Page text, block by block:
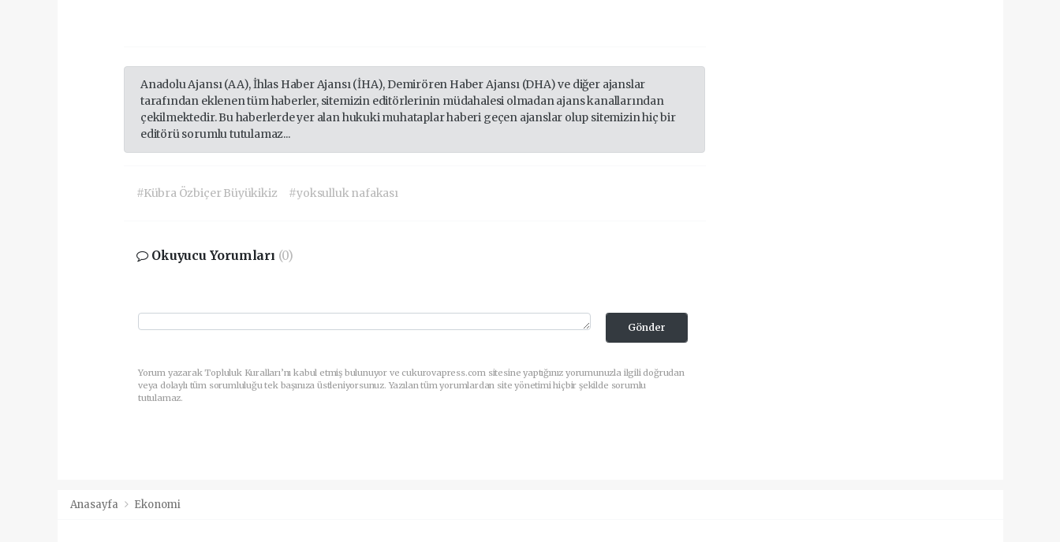
Anadolu Ajansı (AA), İhlas Haber Ajansı (İHA), Demirören Haber Ajansı (DHA) ve diğer ajanslar
tarafından eklenen tüm haberler, sitemizin editörlerinin müdahalesi olmadan ajans kanallarından
çekilmektedir. Bu haberlerde yer alan hukuki muhataplar haberi geçen ajanslar olup sitemizin hiç bir
editörü sorumlu tutulamaz...
#Kübra Özbiçer Büyükikiz #yoksulluk nafakası
Okuyucu Yorumları (0)
Gönder
Yorum yazarak Topluluk Kuralları’nı kabul etmiş bulunuyor ve cukurovapress.com sitesine yaptığınız yorumunuzla ilgili doğrudan
veya dolaylı tüm sorumluluğu tek başınıza üstleniyorsunuz. Yazılan tüm yorumlardan site yönetimi hiçbir şekilde sorumlu
tutulamaz.
Anasayfa Ekonomi